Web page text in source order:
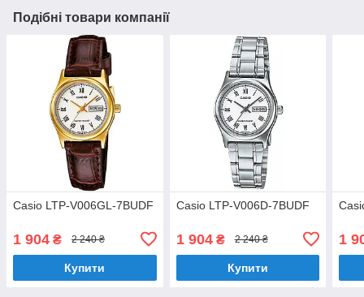
Подібні товари компанії
Casio LTP-V006GL-7BUDF
1 904 ₴ 2 240 ₴
Купити
Casio LTP-V006D-7BUDF
1 904₴ 2 240 ₴
Купити
1